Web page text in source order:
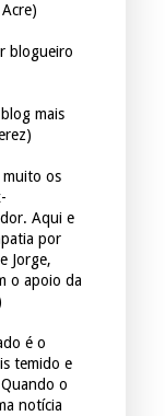
blogueiro
mais
muito os
Aqui e
por
Jorge,
o apoio da
é o
temido e
o
notícia